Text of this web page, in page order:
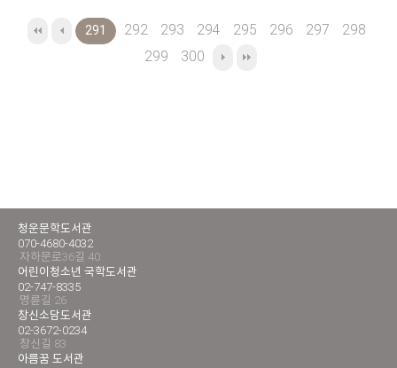
291 292 293 294 295 296 297
298
299
300
청운문학도서관
070-4680-4032
자하문로36길 40
어린이청소년 국학도서관
02-747-8335
명륜길 26
창신소담도서관
02-3672-0234
창신길 83
아름꿈 도서관